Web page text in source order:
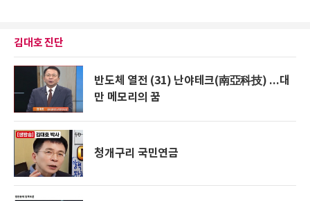
김대호 진단
반도체 열전 (31) 난야테크(南亞科技) ...대
만 메모리의 꿈
청개구리 국민연금